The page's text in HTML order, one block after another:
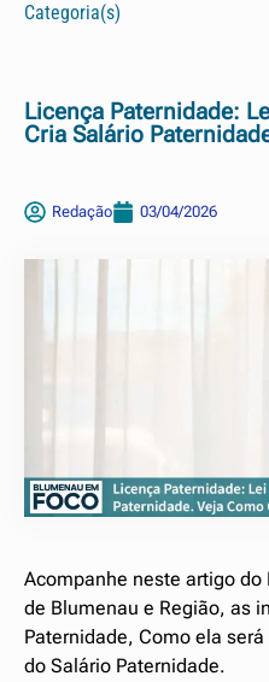
Categoria(s)
Licença Paternidade:
Cria Salário
Redação 03/04/2026
Acompanhe neste artigo
de Blumenau e Região, as
Paternidade, Como ela
do Salário Paternidade.